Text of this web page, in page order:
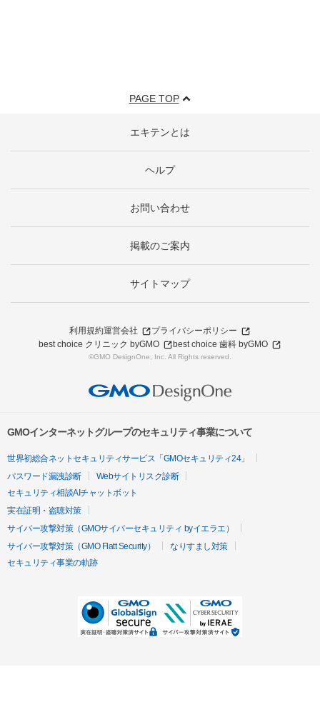
PAGE TOP
エキテンとは
ヘルプ
お問い合わせ
掲載のご案内
サイトマップ
利用規約運営会社
プライバシーポリシー
best choice クリニック byGMO
best choice 歯科 byGMO
©GMO DesignOne, Inc. All Rights reserved.
GMOインターネットグループのセキュリティ事業について
世界初総合ネットセキュリティサービス「GMOセキュリティ24」
パスワード漏洩診断
Webサイトリスク診断
セキュリティ相談AIチャットボット
実在証明・盗聴対策
サイバー攻撃対策（GMOサイバーセキュリティ byイエラエ）
サイバー攻撃対策（GMO Flatt Security）
なりすまし対策
セキュリティ事業の軌跡